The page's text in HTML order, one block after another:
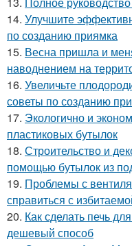
14. Улучшите
по созданию приямка
15. Весна пришла и
наводнением на
16. Увеличьте
советы по созданию
17. Экологично и
пластиковых бутылок
18. Строительство и
помощью бутылок из
19. Проблемы с
справиться с
20. Как сделать печь
дешевый способ